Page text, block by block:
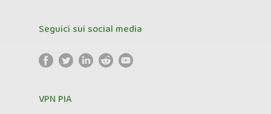
Seguici sui social media
VPN PIA